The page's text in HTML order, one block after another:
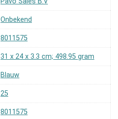
‎Onbekend
‎8011575
‎31 x 24 x 3.3 cm; 498.95 gram
‎Blauw
‎25
‎8011575